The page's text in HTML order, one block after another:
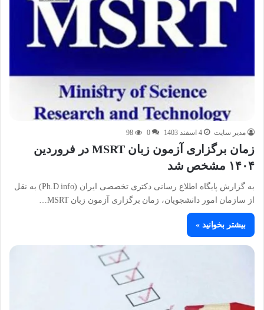
مدیر سایت 4 اسفند 1403 0
98
زمان برگزاری آزمون زبان MSRT در فروردین
۱۴۰۴ مشخص شد
به گزارش پایگاه اطلاع رسانی دکتری تخصصی ایران (Ph.D info) به نقل
از سازمان امور دانشجویان، زمان برگزاری آزمون زبان MSRT…
بیشتر بخوانید »